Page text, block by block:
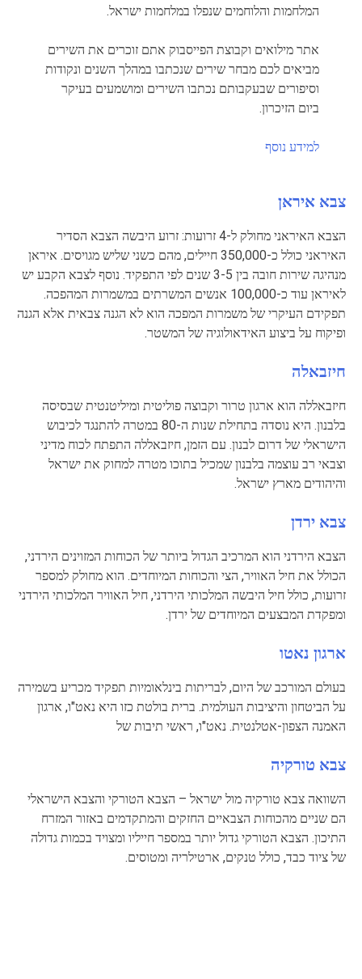
המלחמות והלוחמים שנפלו במלחמות ישראל.
אתר מילואים וקבוצת הפייסבוק אתם זוכרים את השירים
מביאים לכם מבחר שירים שנכתבו במהלך השנים ונקודות
וסיפורים שבעקבותם נכתבו השירים ומושמעים בעיקר
ביום הזיכרון.
למידע נוסף
צבא איראן
הצבא האיראני מחולק ל-4 זרועות: זרוע היבשה הצבא הסדיר
האיראני כולל כ-350,000 חיילים, מהם כשני שליש מגויסים. איראן
מנהיגה שירות חובה בין 3-5 שנים לפי התפקיד. נוסף לצבא הקבע יש
לאיראן עוד כ-100,000 אנשים המשרתים במשמרות המהפכה.
תפקידם העיקרי של משמרות המפכה הוא לא הגנה צבאית אלא הגנה
ופיקוח על ביצוע האידאולוגיה של המשטר.
חיזבאלה
חיזבאללה הוא ארגון טרור וקבוצה פוליטית ומיליטנטית שבסיסה
בלבנון. היא נוסדה בתחילת שנות ה-80 במטרה להתנגד לכיבוש
הישראלי של דרום לבנון. עם הזמן, חיזבאללה התפתח לכוח מדיני
וצבאי רב עוצמה בלבנון שמכיל בתוכו מטרה למחוק את ישראל
והיהודים מארץ ישראל.
צבא ירדן
הצבא הירדני הוא המרכיב הגדול ביותר של הכוחות המזוינים הירדני,
הכולל את חיל האוויר, הצי והכוחות המיוחדים. הוא מחולק למספר
זרועות, כולל חיל היבשה המלכותי הירדני, חיל האוויר המלכותי הירדני
ומפקדת המבצעים המיוחדים של ירדן.
ארגון נאטו
בעולם המורכב של היום, לבריתות בינלאומיות תפקיד מכריע בשמירה
על הביטחון והיציבות העולמית. ברית בולטת כזו היא נאט"ו, ארגון
האמנה הצפון-אטלנטית. נאט"ו, ראשי תיבות של
צבא טורקיה
השוואה צבא טורקיה מול ישראל – הצבא הטורקי והצבא הישראלי
הם שניים מהכוחות הצבאיים החזקים והמתקדמים באזור המזרח
התיכון. הצבא הטורקי גדול יותר במספר חייליו ומצויד בכמות גדולה
של ציוד כבד, כולל טנקים, ארטילריה ומטוסים.